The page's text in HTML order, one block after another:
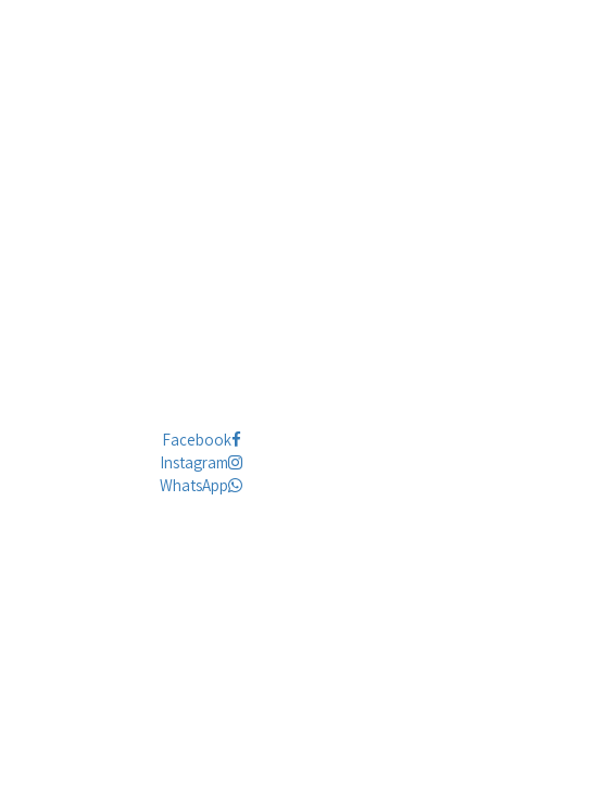
Facebook
Instagram
WhatsApp